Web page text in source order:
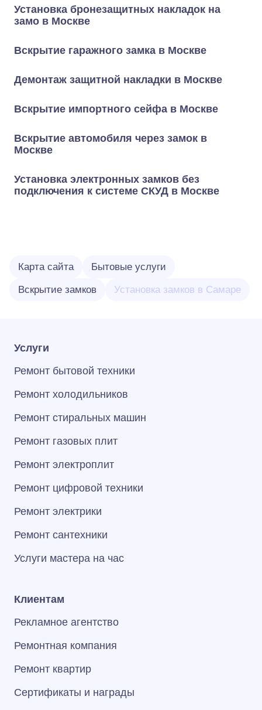
Установка бронезащитных накладок на
замо в Москве
Вскрытие гаражного замка в Москве
Демонтаж защитной накладки в Москве
Вскрытие импортного сейфа в Москве
Вскрытие автомобиля через замок в
Москве
Установка электронных замков без
подключения к системе СКУД в Москве
Карта сайта Бытовые услуги
Вскрытие замков Установка замков в Самаре
Услуги
Ремонт бытовой техники
Ремонт холодильников
Ремонт стиральных машин
Ремонт газовых плит
Ремонт электроплит
Ремонт цифровой техники
Ремонт электрики
Ремонт сантехники
Услуги мастера на час
Клиентам
Рекламное агентство
Ремонтная компания
Ремонт квартир
Сертификаты и награды